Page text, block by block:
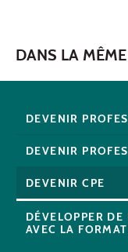
DANS LA
DEVENIR
DEVENIR
DEVENIR CPE
DÉVELOPPER
AVEC LA